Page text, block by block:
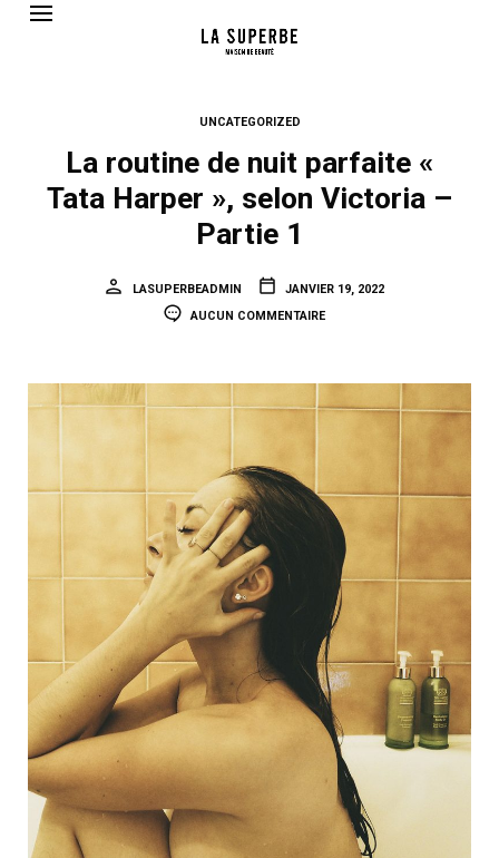
UNCATEGORIZED
La routine de nuit parfaite «
Tata Harper », selon Victoria –
Partie 1
LASUPERBEADMIN
JANVIER 19, 2022
AUCUN COMMENTAIRE